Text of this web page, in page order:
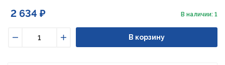
2 634 ₽ В наличии: 1
Увеличить
В корзину